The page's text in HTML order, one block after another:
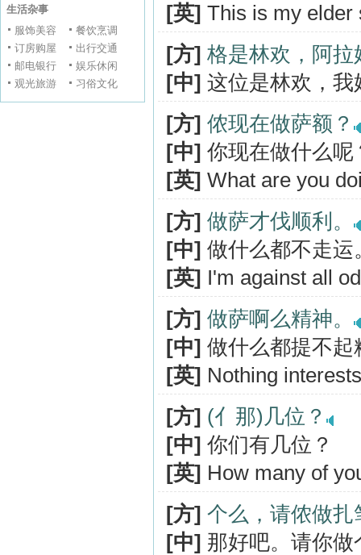
生活杂事
服饰美容
餐饮烹调
订房购屋
出行交通
邮电银行
娱乐休闲
观光旅游
习俗文化
[英] This is my elder
[方] 格是林欢，阿拉
[中] 这位是林欢，我
[方] 侬现在做萨额？
[中] 你现在做什么呢
[英] What are you
[方] 做萨才伐顺利。
[中] 做什么都不走运
[英] I'm against all
[方] 做萨啊么精神。
[中] 做什么都提不起
[英] Nothing
[方] (亻那)几位？
[中] 你们有几位？
[英] How many of
[方] 个么，请侬做扎
[中] 那好吧。请你做